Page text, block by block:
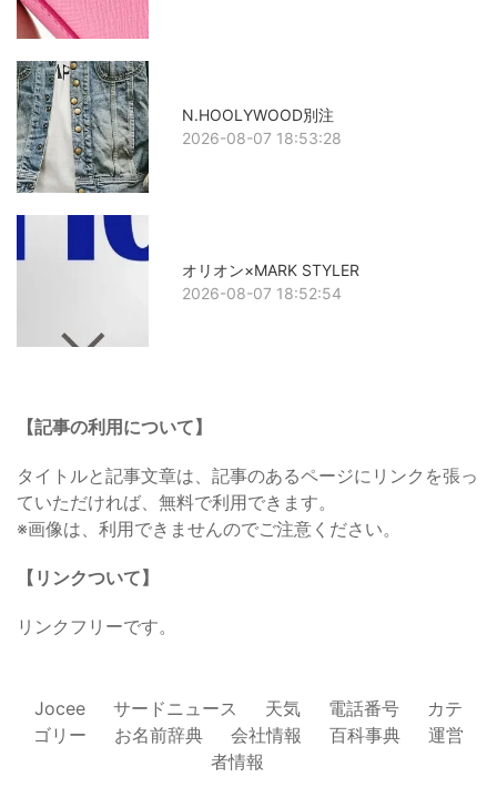
N.HOOLYWOOD別注
2026-08-07 18:53:28
オリオン×MARK STYLER
2026-08-07 18:52:54
【記事の利用について】
タイトルと記事文章は、記事のあるページにリンクを張っ
ていただければ、無料で利用できます。
※画像は、利用できませんのでご注意ください。
【リンクついて】
リンクフリーです。
Jocee サードニュース 天気 電話番号
カテ
ゴリー
お名前辞典 会社情報 百科事典
運営
者情報